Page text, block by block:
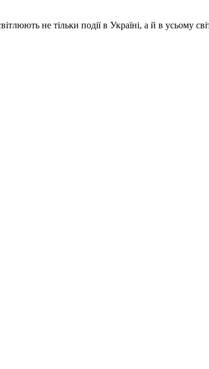
не тільки події в Україні, а й в усьому